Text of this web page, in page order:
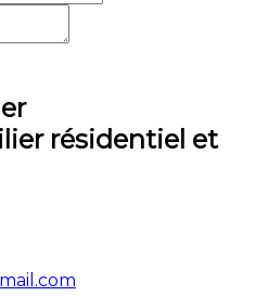
résidentiel et